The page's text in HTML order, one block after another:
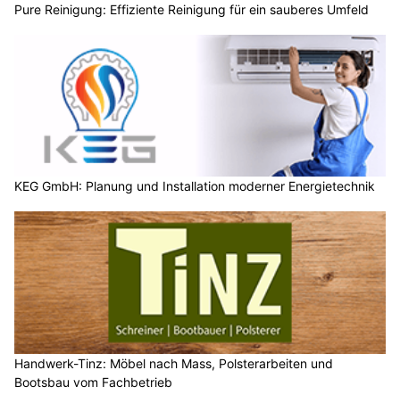
Pure Reinigung: Effiziente Reinigung für ein sauberes Umfeld
KEG GmbH: Planung und Installation moderner Energietechnik
Handwerk-Tinz: Möbel nach Mass, Polsterarbeiten und
Bootsbau vom Fachbetrieb